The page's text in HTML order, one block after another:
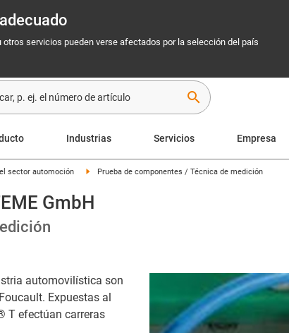
servicios pueden verse afectados por la selección del país
search
Industrias Servicios Empresa
sector automoción Prueba de componentes / Técnica de medición
GmbH
automovilística son
Expuestas al
T efectúan carreras